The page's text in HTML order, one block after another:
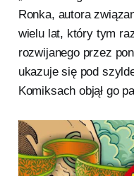
Ronka, autora
wielu lat, który tym
rozwijanego przez
ukazuje się pod
Komiksach objął go